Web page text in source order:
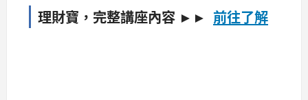
理財寶， 完整講座內容 ►► 前往了解